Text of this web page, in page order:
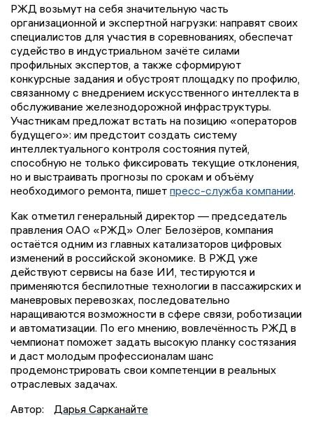
РЖД возьмут на себя значительную часть
организационной и экспертной нагрузки: направят своих
специалистов для участия в соревнованиях, обеспечат
судейство в индустриальном зачёте силами
профильных экспертов, а также сформируют
конкурсные задания и обустроят площадку по профилю,
связанному с внедрением искусственного интеллекта в
обслуживание железнодорожной инфраструктуры.
Участникам предложат встать на позицию «операторов
будущего»: им предстоит создать систему
интеллектуального контроля состояния путей,
способную не только фиксировать текущие отклонения,
но и выстраивать прогнозы по срокам и объёму
необходимого ремонта, пишет пресс-служба компании.
Как отметил генеральный директор — председатель
правления ОАО «РЖД» Олег Белозёров, компания
остаётся одним из главных катализаторов цифровых
изменений в российской экономике. В РЖД уже
действуют сервисы на базе ИИ, тестируются и
применяются беспилотные технологии в пассажирских и
маневровых перевозках, последовательно
наращиваются возможности в сфере связи, роботизации
и автоматизации. По его мнению, вовлечённость РЖД в
чемпионат поможет задать высокую планку состязания
и даст молодым профессионалам шанс
продемонстрировать свои компетенции в реальных
отраслевых задачах.
Автор:
Дарья Сарканайте